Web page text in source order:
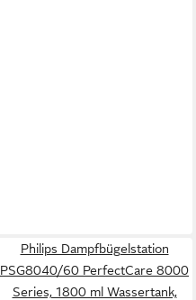
Philips Dampfbügelstation
PSG8040/60 PerfectCare 8000
Series, 1800 ml Wassertank,